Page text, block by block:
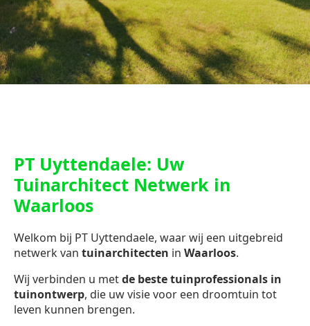
PT Uyttendaele: Uw
Tuinarchitect Netwerk in
Waarloos
Welkom bij PT Uyttendaele, waar wij een uitgebreid
netwerk van tuinarchitecten in Waarloos.
Wij verbinden u metde beste tuinprofessionals in
tuinontwerp, die uw visie voor een droomtuin tot
leven kunnen brengen.